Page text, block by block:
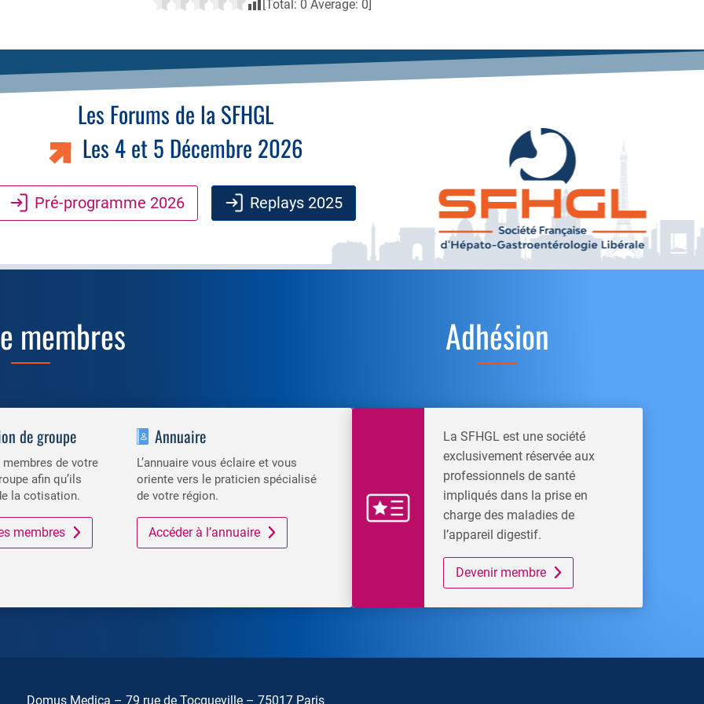
[Total: 0 Average: 0
Les Forums de la SFHGL
Les 4 et 5 Décembre 2026
Pré-programme 2026 Replays 2025
membres
de groupe
de votre
afin qu’ils
la cotisation.
membres
Annuaire
L’annuaire vous éclaire et vous
oriente vers le praticien spécialisé
de votre région.
Accéder à l’annuaire
Adhésion
La SFHGL est une société
exclusivement réservée aux
professionnels de santé
impliqués dans la prise en
charge des maladies de
l’appareil digestif.
Devenir membre
Domus Medica – 79 rue de Tocqueville – 75017 Paris